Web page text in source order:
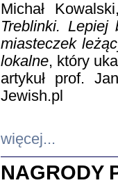
Michał
Treblinki. Lepiej
miasteczek
lokalne, który
artykuł prof.
Jewish.pl
więcej...
NAGRODY